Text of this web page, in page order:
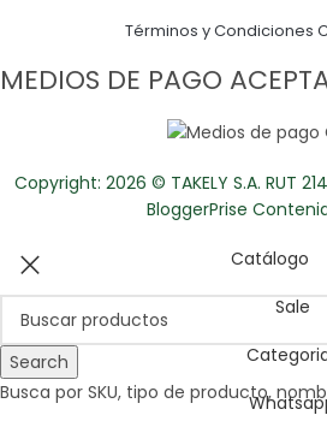
Términos y Condiciones
MEDIOS DE PAGO
Copyright: 2026 © TAKELY S.A. RUT
BloggerPrise
Search
Busca por SKU, tipo de producto,
Catálogo
Sale